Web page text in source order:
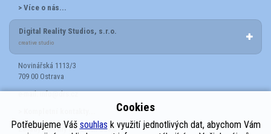
> Více o nás...
Digital Reality Studios, s.r.o.
creative studio
Novinářská 1113/3
709 00 Ostrava
e-mail:info@drs.cz
Zásady ochrany osobních údajů
Cookies
Potřebujeme Váš souhlas k využití jednotlivých dat, abychom Vám